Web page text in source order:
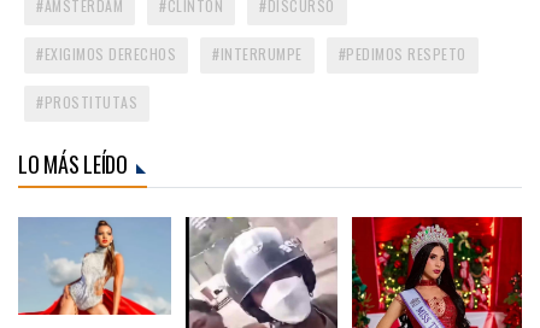
AMSTERDAM CLINTON DISCURSO
EXIGIMOS DERECHOS INTERRUMPE PEDIMOS RESPETO
PROSTITUTAS
LO MÁS LEÍDO